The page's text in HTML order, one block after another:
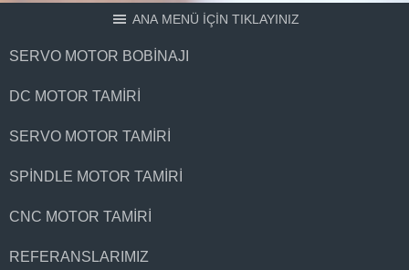
ANA MENÜ İÇİN TIKLAYINIZ
SERVO MOTOR BOBINAJI
DC MOTOR TAMIRI
SERVO MOTOR TAMIRI
SPINDLE MOTOR TAMIRI
CNC MOTOR TAMIRI
REFERANSLARIMIZ